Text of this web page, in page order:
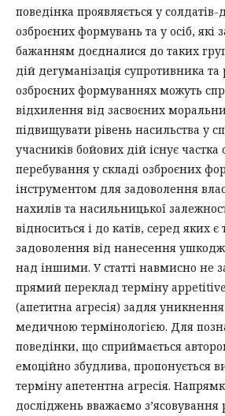
поведінка проявляється у солдатів-
озброєних формувань та у осіб, які
бажанням доєдналися до таких
дій дегуманізація супротивника та
озброєних формуваннях можуть
відхилення від засвоєних
підвищувати рівень насильства у
учасників бойових дій існує частка
перебування у складі озброєних
інструментом для задоволення
нахилів та насильницької
відноситься і до катів, серед яких
задоволення від нанесення
над іншими. У статті навмисно не
прямий переклад терміну
(апетитна агресія) задля уникнення
медичною термінологією. Для
поведінки, що сприймається
емоційно збудлива, пропонується
терміну апетентна агресія.
досліджень вважаємо з’ясовування